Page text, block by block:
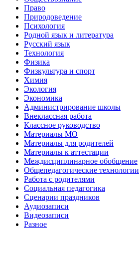
Право
Природоведение
Психология
Родной язык и литература
Русский язык
Технология
Физика
Физкультура и спорт
Химия
Экология
Экономика
Администрирование школы
Внеклассная работа
Классное руководство
Материалы МО
Материалы для родителей
Материалы к аттестации
Междисциплинарное обобщение
Общепедагогические технологии
Работа с родителями
Социальная педагогика
Сценарии праздников
Аудиозаписи
Видеозаписи
Разное